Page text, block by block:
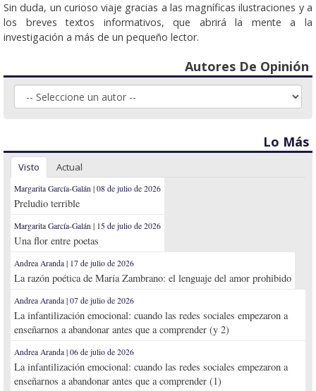
Sin duda, un curioso viaje gracias a las magníficas ilustraciones y a
los breves textos informativos, que abrirá la mente a la
investigación a más de un pequeño lector.
Autores De Opinión
Lo Más
Visto Actual
Margarita García-Galán | 08 de julio de 2026
Preludio terrible
Margarita García-Galán | 15 de julio de 2026
Una flor entre poetas
Andrea Aranda | 17 de julio de 2026
La razón poética de María Zambrano: el lenguaje del amor prohibido
Andrea Aranda | 07 de julio de 2026
La infantilización emocional: cuando las redes sociales empezaron a
enseñarnos a abandonar antes que a comprender (y 2)
Andrea Aranda | 06 de julio de 2026
La infantilización emocional: cuando las redes sociales empezaron a
enseñarnos a abandonar antes que a comprender (1)